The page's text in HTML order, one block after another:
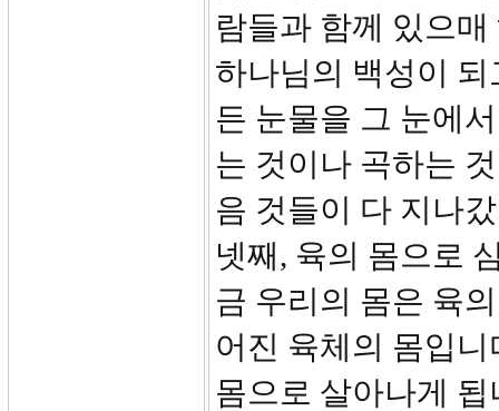
람들과 함께 있으
하나님의 백성이
든 눈물을 그 눈에
는 것이나 곡하는
음 것들이 다 지나
넷째, 육의 몸으로
금 우리의 몸은 육
어진 육체의 몸입
몸으로 살아나게